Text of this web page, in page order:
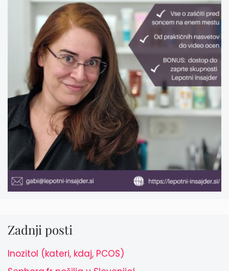
Zadnji posti
Inozitol (kateri, kdaj, PCOS)